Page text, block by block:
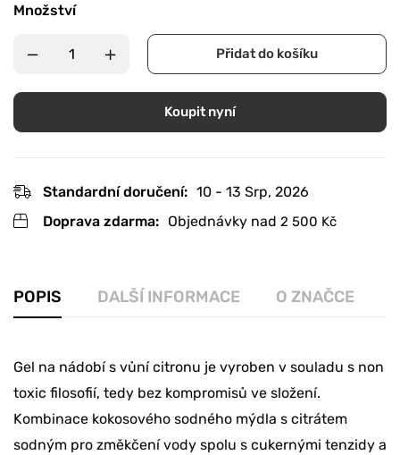
Množství
Přidat do košíku
Koupit nyní
Standardní doručení: 10 - 13 Srp, 2026
Doprava zdarma: Objednávky nad 2 500 Kč
POPIS DALŠÍ INFORMACE O ZNAČCE
Gel na nádobí s vůní citronu je vyroben v souladu s non
toxic filosofií, tedy bez kompromisů ve složení.
Kombinace kokosového sodného mýdla s citrátem
sodným pro změkčení vody spolu s cukernými tenzidy a